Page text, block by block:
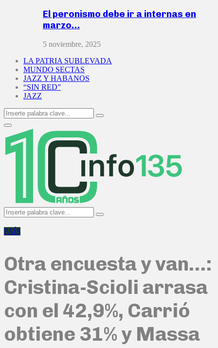
El peronismo debe ir a internas en
marzo…
5 noviembre, 2025
LA PATRIA SUBLEVADA
MUNDO SECTAS
JAZZ Y HABANOS
“SIN RED”
JAZZ
Search
for:
Search
Primary
Menu
Search
for:
Search
PAÍS
Otra encuesta y van…:
Cristina-Scioli arrasa
con el 42,9%, Carrió
obtiene 31% y Massa